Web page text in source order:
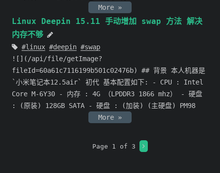
More »
Linux Deepin 15.11 手动增加 swap 方法 解决
内存不够
linux deepin
swap
![](/api/file/getImage?
fileId=60a61c7116199b501c02476b) ## 背景 本人机器是
`小米笔记本12.5air` 初代 基本配置如下: - CPU : Intel
Core M-6Y30 - 内存 : 4G （LPDDR3 1866 mhz） - 硬盘
: (原装) 128GB SATA - 硬盘 : (加装) (主硬盘) PM98
More »
Page 1 of 3